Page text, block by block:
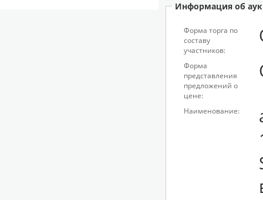
Информация об
Форма торга по
составу
участников:
Форма
представления
предложений о
цене:
Наименование: